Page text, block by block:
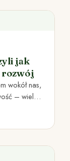
jak
rozwój
wokół nas,
– wielu z